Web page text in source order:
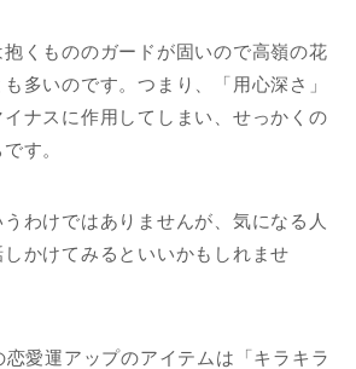
くもののガードが固いので高嶺の花
多いのです。つまり、「用心深さ」
ナスに作用してしまい、せっかくの
す。
わけではありませんが、気になる人
かけてみるといいかもしれませ
愛運アップのアイテムは「キラキラ